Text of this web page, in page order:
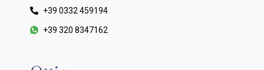
+39 0332 459194
+39 320 8347162